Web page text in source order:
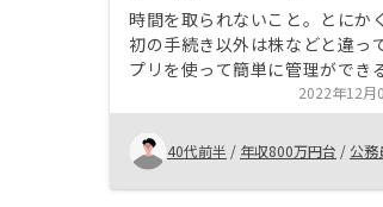
時間を取られないこと。とにか
初の手続き以外は株などと違っ
プリを使って簡単に管理ができ
とがよかった点です。担当者の
丁寧に一つ一つ対応していただ
当に感謝しています。今後、どう
っていくのかまだ不安なところも
りますが、RENOSYで購入して
2022年12月
40代前半 / 年収800万円台 / 公務